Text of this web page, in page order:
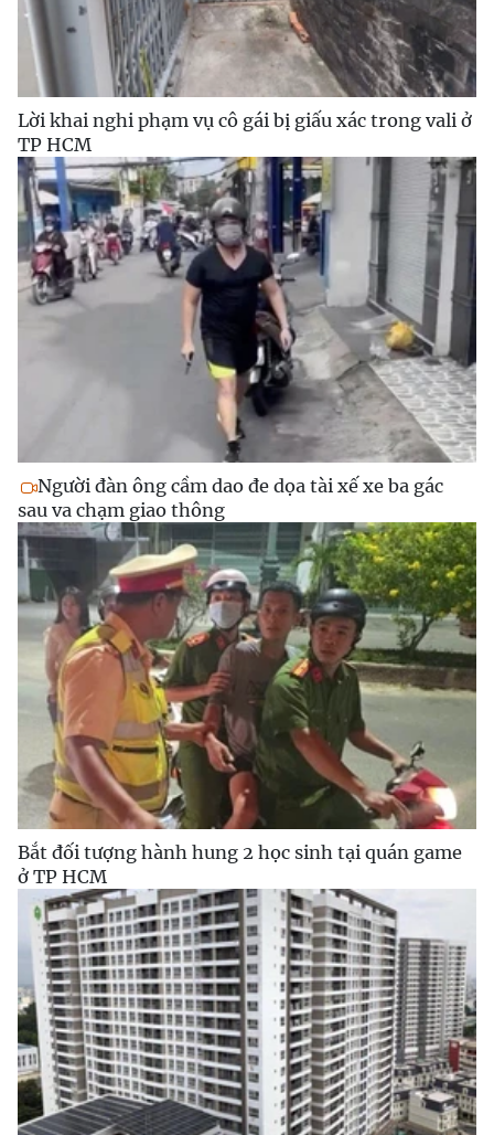
Lời khai nghi phạm vụ cô gái bị giấu xác trong vali ở
TP HCM
Người đàn ông cầm dao đe dọa tài xế xe ba gác
sau va chạm giao thông
Bắt đối tượng hành hung 2 học sinh tại quán game
ở TP HCM